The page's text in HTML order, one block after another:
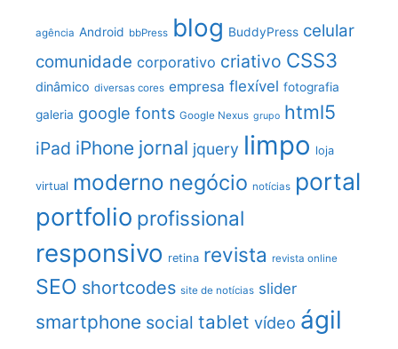
agência Android bbPress blog BuddyPress celular
comunidade corporativo criativo CSS3
dinâmico diversas cores empresa flexível fotografia
galeria google fonts Google Nexus grupo html5
iPad iPhone jornal jquery limpo loja
virtual moderno negócio notícias portal
portfolio profissional
responsivo retina revista revista online
SEO shortcodes site de notícias slider
smartphone social tablet vídeo ágil